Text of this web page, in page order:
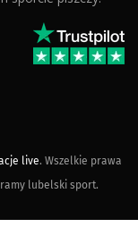
live. Wszelkie prawa
lubelski sport.